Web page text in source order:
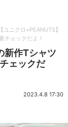
【ユニクロ×PEANUTS】
チェックだよ！
新作Tシャツ
ェックだ
2023.4.8 17:30